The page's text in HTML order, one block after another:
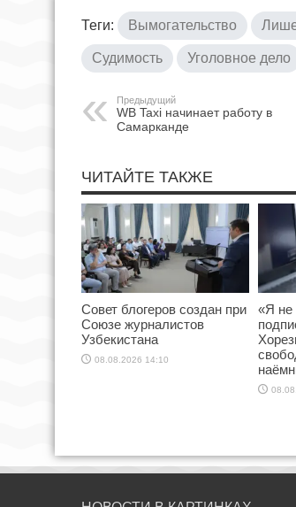
Теги: Вымогательство
Судимость Уголовное дело
Предыдущий
WB Taxi начинает работу в
Самарканде
ЧИТАЙТЕ ТАКЖЕ
Совет блогеров создан при
Союзе журналистов
Узбекистана
08.08.2026 14:10
«Я не